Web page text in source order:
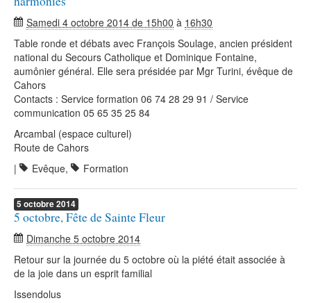
Samedi 4 octobre 2014 de 15h00 à 16h30
Table ronde et débats avec François Soulage, ancien président
national du Secours Catholique et Dominique Fontaine,
aumônier général. Elle sera présidée par Mgr Turini, évêque de
Cahors
Contacts : Service formation 06 74 28 29 91 / Service
communication 05 65 35 25 84
Arcambal (espace culturel)
Route de Cahors
|
Evêque, Formation
5 octobre2014
5 octobre, Fête de Sainte Fleur
Dimanche 5 octobre 2014
Retour sur la journée du 5 octobre où la piété était associée à
de la joie dans un esprit familial
Issendolus